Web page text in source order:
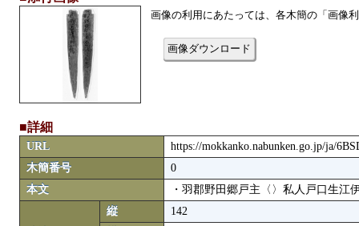
画像の利用にあたっては、各木簡の「画像
画像ダウンロード
■詳細
URL
https://mokkanko.nabunken.go.jp/ja/
木簡番号
0
本文
・羽郡野田郷戸主〈〉私人戸口生江
縦
142